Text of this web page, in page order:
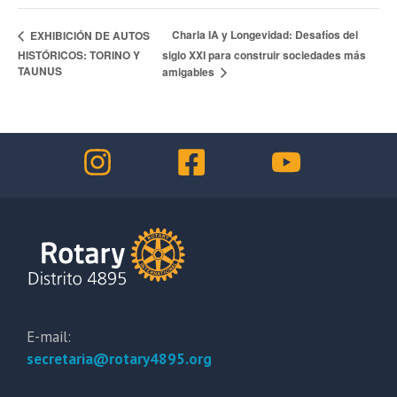
EXHIBICIÓN DE AUTOS
HISTÓRICOS: TORINO Y
TAUNUS
Charla IA y Longevidad: Desafíos del
siglo XXI para construir sociedades más
amigables
E-mail:
secretaria@rotary4895.org